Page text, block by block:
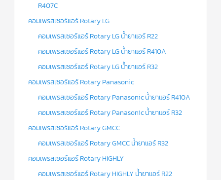
R407C
คอมเพรสเซอร์แอร์ Rotary LG
คอมเพรสเซอร์แอร์ Rotary LG น้ำยาแอร์ R22
คอมเพรสเซอร์แอร์ Rotary LG น้ำยาแอร์ R410A
คอมเพรสเซอร์แอร์ Rotary LG น้ำยาแอร์ R32
คอมเพรสเซอร์แอร์ Rotary Panasonic
คอมเพรสเซอร์แอร์ Rotary Panasonic น้ำยาแอร์ R410A
คอมเพรสเซอร์แอร์ Rotary Panasonic น้ำยาแอร์ R32
คอมเพรสเซอร์แอร์ Rotary GMCC
คอมเพรสเซอร์แอร์ Rotary GMCC น้ำยาแอร์ R32
คอมเพรสเซอร์แอร์ Rotary HIGHLY
คอมเพรสเซอร์แอร์ Rotary HIGHLY น้ำยาแอร์ R22